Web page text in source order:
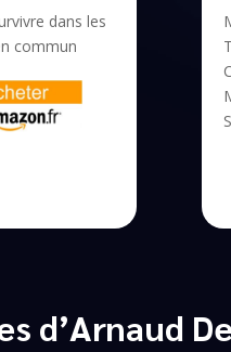
dans les
commun
d’Arnaud